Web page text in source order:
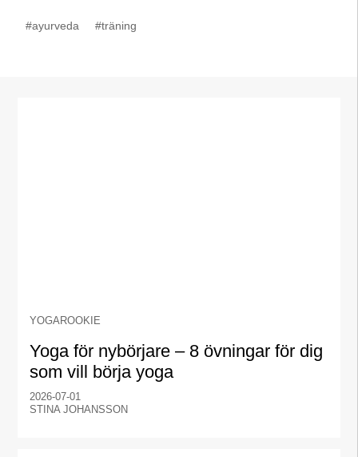
#ayurveda #träning
YOGAROOKIE
Yoga för nybörjare – 8 övningar för dig
som vill börja yoga
2026-07-01
STINA JOHANSSON